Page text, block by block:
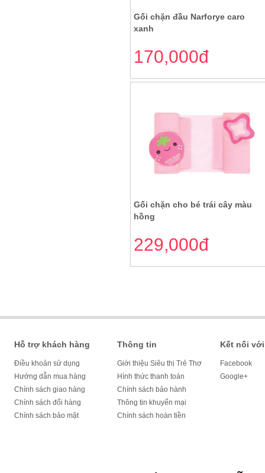
Gối chặn đầu Narforye caro
xanh
170,000đ
Gối chặn cho bé trái cây màu
hồng
229,000đ
Hỗ trợ khách hàng
Điều khoản sử dụng
Hướng dẫn mua hàng
Chính sách giao hàng
Chính sách đổi hàng
Chính sách bảo mật
Thông tin
Giới thiệu Siêu thị Trẻ Thơ
Hình thức thanh toán
Chính sách bảo hành
Thông tin khuyến mại
Chính sách hoàn tiền
Kết nối
Facebook
Google+